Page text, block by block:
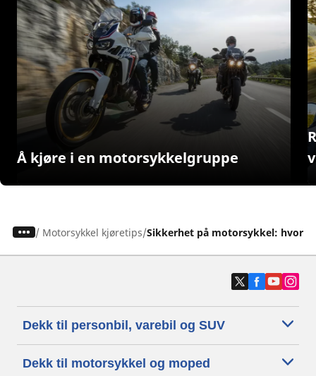
Å kjøre i en motorsykkelgruppe
/ Motorsykkel kjøretips Sikkerhet på motorsykkel:
Dekk til personbil, varebil og SUV
Dekk til motorsykkel og moped